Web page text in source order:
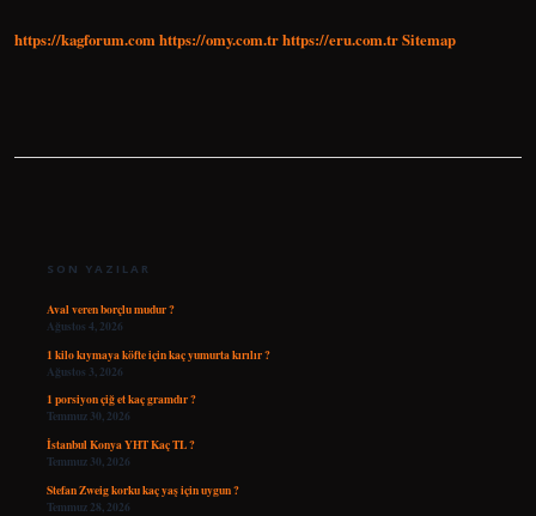
?
https://kagforum.comhttps://omy.com.trhttps://eru.com.trSitemap
SON YAZILAR
Aval veren borçlu mudur ?
Ağustos 4, 2026
1 kilo kıymaya köfte için kaç yumurta kırılır ?
Ağustos 3, 2026
1 porsiyon çiğ et kaç gramdır ?
Temmuz 30, 2026
İstanbul Konya YHT Kaç TL ?
Temmuz 30, 2026
Stefan Zweig korku kaç yaş için uygun ?
Temmuz 28, 2026